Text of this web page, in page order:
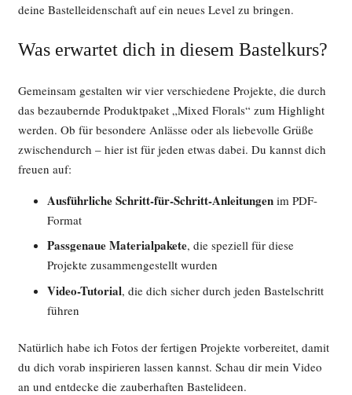
deine Bastelleidenschaft auf ein neues Level zu bringen.
Was erwartet dich in diesem Bastelkurs?
Gemeinsam gestalten wir vier verschiedene Projekte, die durch
das bezaubernde Produktpaket „Mixed Florals“ zum Highlight
werden. Ob für besondere Anlässe oder als liebevolle Grüße
zwischendurch – hier ist für jeden etwas dabei. Du kannst dich
freuen auf:
Ausführliche Schritt-für-Schritt-Anleitungen im PDF-
Format
Passgenaue Materialpakete, die speziell für diese
Projekte zusammengestellt wurden
Video-Tutorial, die dich sicher durch jeden Bastelschritt
führen
Natürlich habe ich Fotos der fertigen Projekte vorbereitet, damit
du dich vorab inspirieren lassen kannst. Schau dir mein Video
an und entdecke die zauberhaften Bastelideen.